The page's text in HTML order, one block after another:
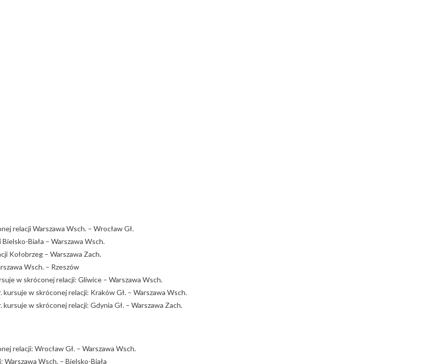
relacji Warszawa Wsch. – Wrocław Gł.
Biała – Warszawa Wsch.
Kołobrzeg – Warszawa Zach.
Wsch. – Rzeszów
w skróconej relacji: Gliwice – Warszawa Wsch.
w skróconej relacji: Kraków Gł. – Warszawa Wsch.
w skróconej relacji: Gdynia Gł. – Warszawa Zach.
relacji: Wrocław Gł. – Warszawa Wsch.
Wsch. – Bielsko-Biała